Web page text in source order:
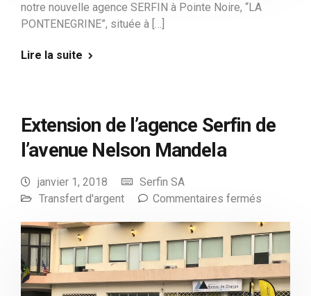
notre nouvelle agence SERFIN à Pointe Noire, “LA
PONTENEGRINE”, située à […]
Lire la suite
Extension de l’agence Serfin de
l’avenue Nelson Mandela
janvier 1, 2018
Serfin SA
Transfert d'argent
Commentaires fermés